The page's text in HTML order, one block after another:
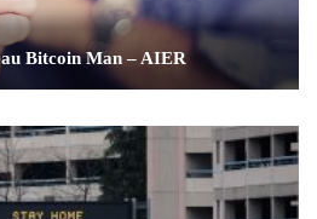
Bitcoin Man – AIER